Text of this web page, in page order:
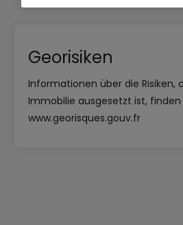
Georisiken
Informationen über die Risiken,
Immobilie ausgesetzt ist, finden
www.georisques.gouv.fr